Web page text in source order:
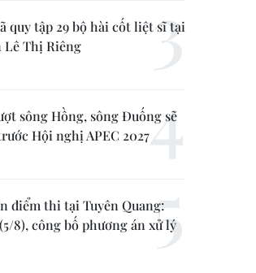
quy tập 29 bộ hài cốt liệt sĩ tại
Lê Thị Riêng
sông Hồng, sông Đuống sẽ
Hội nghị APEC 2027
điểm thi tại Tuyên Quang:
8), công bố phương án xử lý